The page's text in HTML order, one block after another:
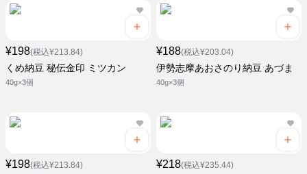
¥198(税込¥213.84)
くめ納豆 秘伝金印 ミツカン
40g×3個
¥188(税込¥203.04)
伊勢志摩あおさのり納豆 あづま
40g×3個
¥198(税込¥213.84) ¥218(税込¥235.44)